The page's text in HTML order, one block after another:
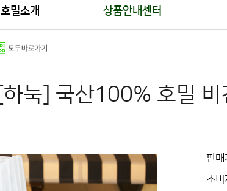
호밀소개 상품안내센터
[하눅] 국산100% 호밀
판매
소비